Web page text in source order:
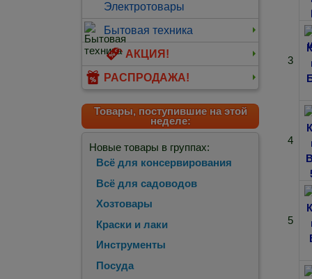
Электротовары
Бытовая техника
АКЦИЯ!
РАСПРОДАЖА!
Товары, поступившие на этой
неделе:
Новые товары в группах:
Всё для консервирования
Всё для садоводов
Хозтовары
Краски и лаки
Инструменты
Посуда
3
4
5